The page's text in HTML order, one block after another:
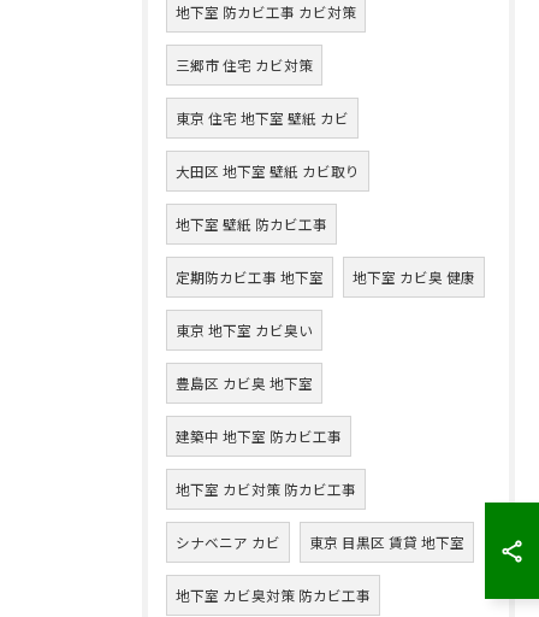
地下室 防カビ工事 カビ対策
三郷市 住宅 カビ対策
東京 住宅 地下室 壁紙 カビ
大田区 地下室 壁紙 カビ取り
地下室 壁紙 防カビ工事
定期防カビ工事 地下室 地下室 カビ臭 健康
東京 地下室 カビ臭い
豊島区 カビ臭 地下室
建築中 地下室 防カビ工事
地下室 カビ対策 防カビ工事
シナベニア カビ 東京 目黒区 賃貸 地下室
地下室 カビ臭対策 防カビ工事